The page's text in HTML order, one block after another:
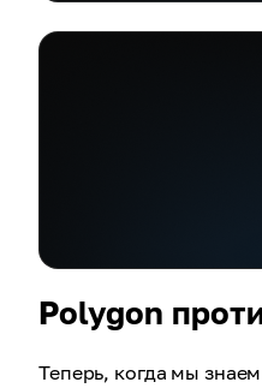
Polygon
Теперь, когда мы